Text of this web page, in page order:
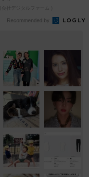
会社デジタルファーム )
Recommended by